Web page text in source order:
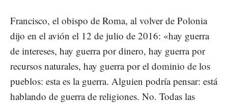
Francisco, el obispo de Roma, al volver de Polonia
dijo en el avión el 12 de julio de 2016: «hay guerra
de intereses, hay guerra por dinero, hay guerra por
recursos naturales, hay guerra por el dominio de los
pueblos: esta es la guerra. Alguien podría pensar: está
hablando de guerra de religiones. No. Todas las